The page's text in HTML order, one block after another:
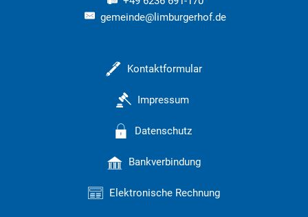
gemeinde@limburgerhof.de
Kontaktformular
Impressum
Datenschutz
Bankverbindung
Elektronische Rechnung